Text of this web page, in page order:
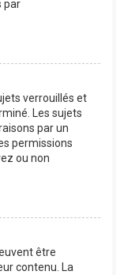
par
verrouillés et
Les sujets
par un
permissions
ou non
être
contenu. La